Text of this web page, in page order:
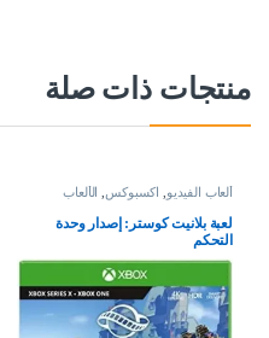
منتجات ذات صلة
ألعاب الفيديو اكسبوكس الألعاب
لعبة بلانيت كوستر: إصدار وحدة
التحكم